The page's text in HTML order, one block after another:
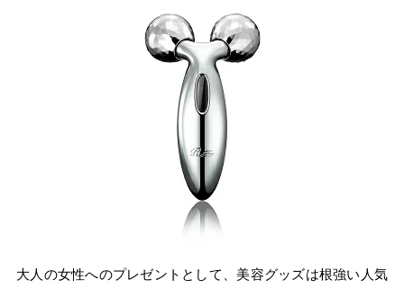
大人の女性へのプレゼントとして、美容グッズは根強い人気